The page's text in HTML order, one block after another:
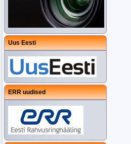
Uus Eesti
ERR uudised